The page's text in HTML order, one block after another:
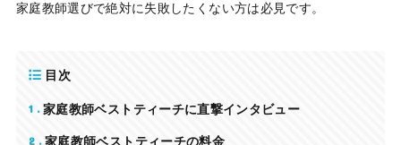
家庭教師選びで絶対に失敗したくない方は必見です。
目次
1 家庭教師ベストティーチに直撃インタビュー
2 家庭教師ベストティーチの料金